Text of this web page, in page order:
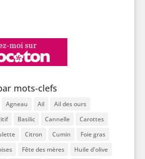
mots-clefs
Agneau Ail
Ail des ours
Basilic Cannelle
Carottes
Citron Cumin
Foie gras
Fête des mères Huile d'olive